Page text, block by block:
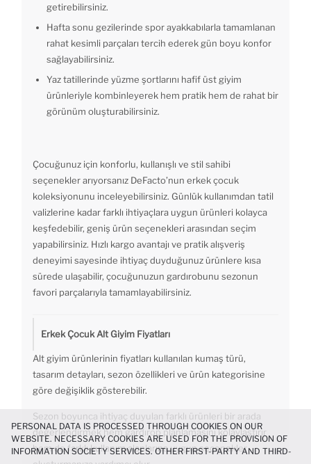
getirebilirsiniz.
Hafta sonu gezilerinde spor ayakkabılarla tamamlanan
rahat kesimli parçaları tercih ederek gün boyu konfor
sağlayabilirsiniz.
Yaz tatillerinde yüzme şortlarını hafif üst giyim
ürünleriyle kombinleyerek hem pratik hem de rahat bir
görünüm oluşturabilirsiniz.
Çocuğunuz için konforlu, kullanışlı ve stil sahibi
seçenekler arıyorsanız DeFacto’nun erkek çocuk
koleksiyonunu inceleyebilirsiniz. Günlük kullanımdan tatil
valizlerine kadar farklı ihtiyaçlara uygun ürünleri kolayca
keşfedebilir, geniş ürün seçenekleri arasından seçim
yapabilirsiniz. Hızlı kargo avantajı ve pratik alışveriş
deneyimi sayesinde ihtiyaç duyduğunuz ürünlere kısa
sürede ulaşabilir, çocuğunuzun gardırobunu sezonun
favori parçalarıyla tamamlayabilirsiniz.
Erkek Çocuk Alt Giyim Fiyatları
Alt giyim ürünlerinin fiyatları kullanılan kumaş türü,
tasarım detayları, sezon özellikleri ve ürün kategorisine
göre değişiklik gösterebilir.
Sezon boyunca ihtiyaç duyulan farklı ürünleri bir arada
değerlendirmek hem gardırop planlamasını kolaylaştırır
hem de farklı kullanım alanlarına uygun seçenekler
PERSONAL DATA IS PROCESSED THROUGH COOKIES ON OUR
WEBSITE. NECESSARY COOKIES ARE USED FOR THE PROVISION OF
INFORMATION SOCIETY SERVICES. OTHER FIRST-PARTY AND THIRD-